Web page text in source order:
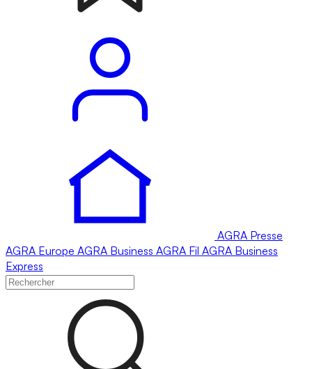
AGRA Presse
AGRA Europe AGRA Business AGRA Fil AGRA Business
Express